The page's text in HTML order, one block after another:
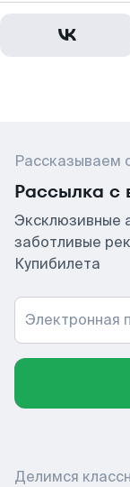
Рассказываем
Рассылка с
Эксклюзивные
заботливые
Купибилета
Электронная
Делимся